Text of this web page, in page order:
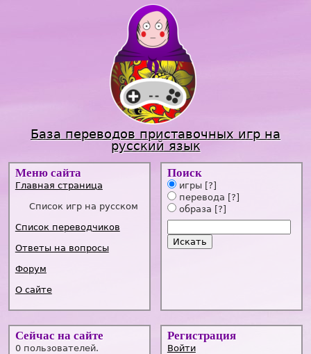
Jump to navigation
База переводов приставочных игр на
русский язык
Меню сайта
Главная страница
Список игр на русском
Список переводчиков
Ответы на вопросы
Форум
О сайте
Поиск
игры [?]
перевода [?]
образа [?]
Сейчас на сайте
0 пользователей.
Регистрация
Войти